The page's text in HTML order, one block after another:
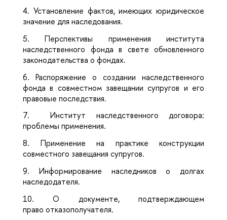
4. Установление фактов, имеющих юридическое
значение для наследования.
5.Перспективы применения института
наследственного фонда в свете обновленного
законодательства о фондах.
6. Распоряжение о создании наследственного
фонда в совместном завещании супругов и его
правовые последствия.
7. Институт наследственного договора:
проблемы применения.
8. Применение на практике конструкции
совместного завещания супругов.
9. Информирование наследников о долгах
наследодателя.
10.О документе, подтверждающем
право отказополучателя.